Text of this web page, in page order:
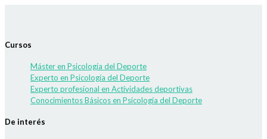
Cursos
Máster en Psicología del Deporte
Experto en Psicología del Deporte
Experto profesional en Actividades deportivas
Conocimientos Básicos en Psicología del Deporte
De interés